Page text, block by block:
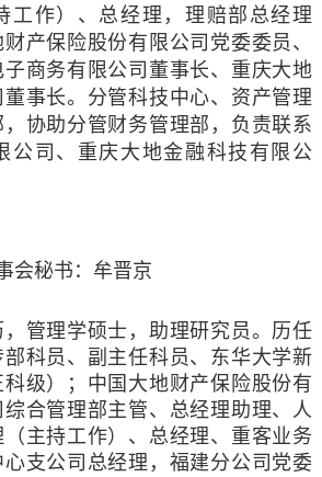
工作）、总经理，理赔部总经理
产保险股份有限公司党委委员、
商务有限公司董事长、重庆大地
事长。分管科技中心、资产管理
协助分管财务管理部，负责联系
公司、重庆大地金融科技有限公
会秘书：牟晋京
管理学硕士，助理研究员。历任
科员、副主任科员、东华大学新
级）；中国大地财产保险股份有
合管理部主管、总经理助理、人
主持工作）、总经理、重客业务
支公司总经理，福建分公司党委